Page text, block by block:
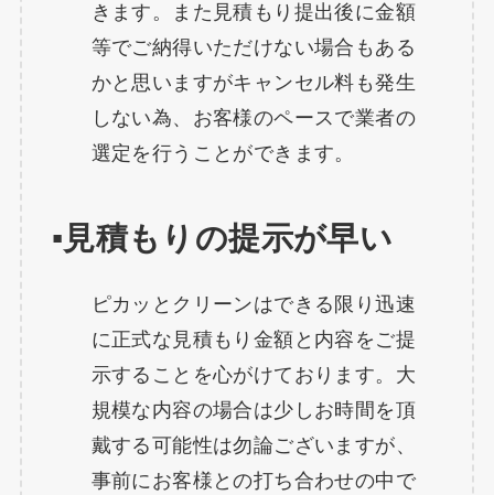
きます。また見積もり提出後に金額
等でご納得いただけない場合もある
かと思いますがキャンセル料も発生
しない為、お客様のペースで業者の
選定を行うことができます。
▪️見積もりの提示が早い
ピカッとクリーンはできる限り迅速
に正式な見積もり金額と内容をご提
示することを心がけております。大
規模な内容の場合は少しお時間を頂
戴する可能性は勿論ございますが、
事前にお客様との打ち合わせの中で